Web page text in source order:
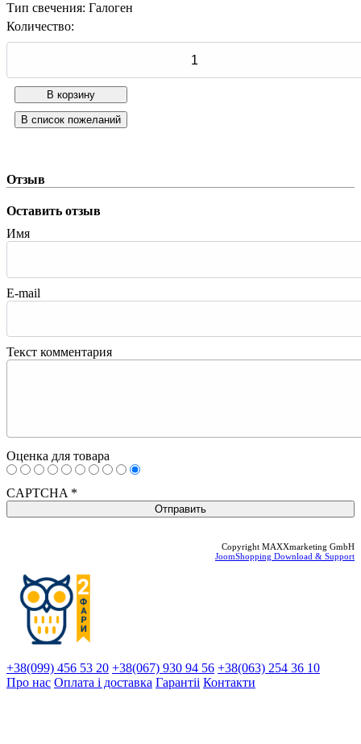
Тип свечения: Галоген
Количество:
Отзыв
Оставить отзыв
Имя
E-mail
Текст комментария
Оценка для товара
CAPTCHA *
Copyright MAXXmarketing GmbH
JoomShopping Download & Support
+38(099) 456 53 20 +38(067) 930 94 56 +38(063) 254 36 10
Про нас Оплата і доставка Гарантіi Контакти